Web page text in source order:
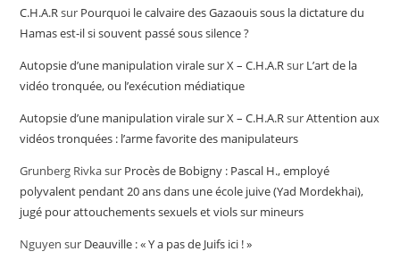
C.H.A.Rsur Pourquoi le calvaire des Gazaouis sous la dictature du
Hamas est-il si souvent passé sous silence ?
Autopsie d’une manipulation virale sur X – C.H.A.Rsur L’art de la
vidéo tronquée, ou l’exécution médiatique
Autopsie d’une manipulation virale sur X – C.H.A.RsurAttention aux
vidéos tronquées : l’arme favorite des manipulateurs
Grunberg Rivkasur Procès de Bobigny : Pascal H., employé
polyvalent pendant 20 ans dans une école juive (Yad Mordekhai),
jugé pour attouchements sexuels et viols sur mineurs
Nguyen sur Deauville : « Y a pas de Juifs ici ! »